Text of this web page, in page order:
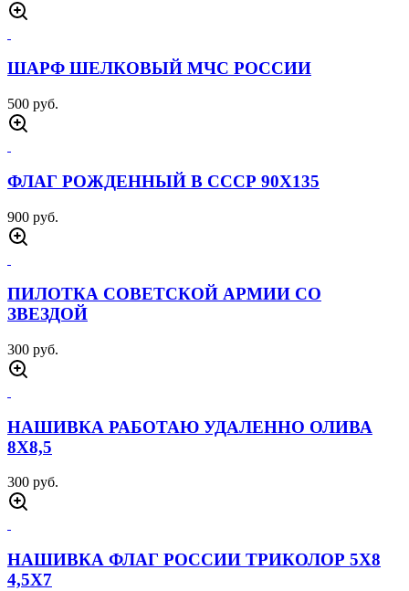
ШАРФ ШЕЛКОВЫЙ МЧС РОССИИ
500 руб.
ФЛАГ РОЖДЕННЫЙ В СССР 90Х135
900 руб.
ПИЛОТКА СОВЕТСКОЙ АРМИИ CО
ЗВЕЗДОЙ
300 руб.
НАШИВКА РАБОТАЮ УДАЛЕННО ОЛИВА
8Х8,5
300 руб.
НАШИВКА ФЛАГ РОССИИ ТРИКОЛОР 5Х8
4,5Х7